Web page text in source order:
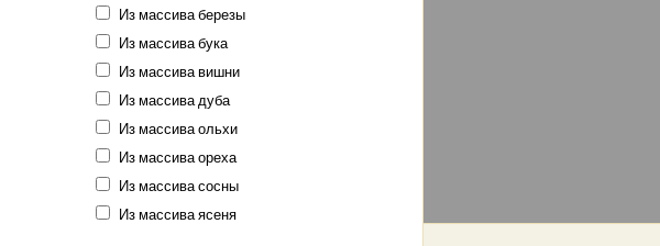
Из массива березы
Из массива бука
Из массива вишни
Из массива дуба
Из массива ольхи
Из массива ореха
Из массива сосны
Из массива ясеня